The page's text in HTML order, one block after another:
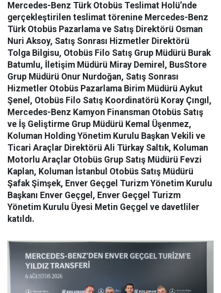
Mercedes-Benz Türk Otobüs Teslimat Holü’nde
gerçekleştirilen teslimat törenine Mercedes-Benz
Türk Otobüs Pazarlama ve Satış Direktörü Osman
Nuri Aksoy, Satış Sonrası Hizmetler Direktörü
Tolga Bilgisu, Otobüs Filo Satış Grup Müdürü Burak
Batumlu, İletişim Müdürü Miray Demirel, BusStore
Grup Müdürü Onur Nurdoğan, Satış Sonrası
Hizmetler Otobüs Pazarlama Birim Müdürü Aykut
Şenel, Otobüs Filo Satış Koordinatörü Koray Çıngıl,
Mercedes-Benz Kamyon Finansman Otobüs Satış
ve İş Geliştirme Grup Müdürü Kemal Üşenmez,
Koluman Holding Yönetim Kurulu Başkan Vekili ve
Ticari Araçlar Direktörü Ali Türkay Saltık, Koluman
Motorlu Araçlar Otobüs Grup Satış Müdürü Fevzi
Kaplan, Koluman İstanbul Otobüs Satış Müdürü
Şafak Şimşek, Enver Geçgel Turizm Yönetim Kurulu
Başkanı Enver Geçgel, Enver Geçgel Turizm
Yönetim Kurulu Üyesi Metin Geçgel ve davetliler
katıldı.